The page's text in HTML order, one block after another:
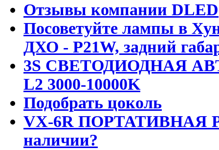
Отзывы компании DLED
Посоветуйте лампы в
ДХО - P21W, задний
3S СВЕТОДИОДНАЯ
L2 3000-10000K
Подобрать цоколь
VX-6R ПОРТАТИВНАЯ
наличии?